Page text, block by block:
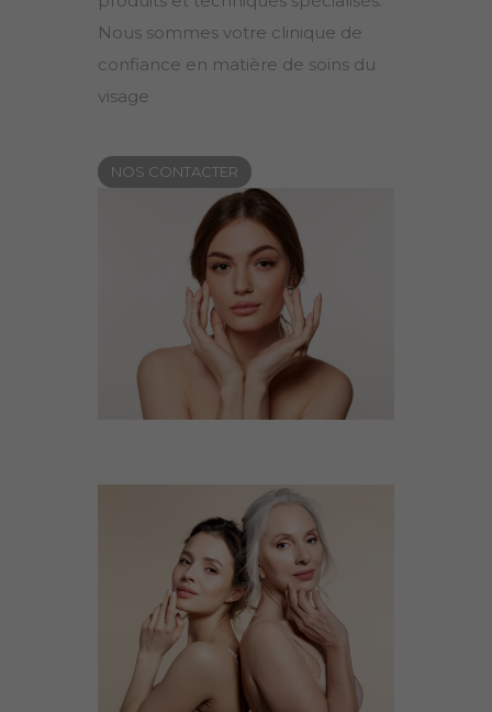
Nous sommes votre clinique de
confiance en matière de soins du
visage
NOS CONTACTER